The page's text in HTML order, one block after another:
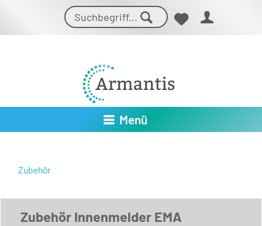
Menü
Zubehör
Zubehör Innenmelder EMA